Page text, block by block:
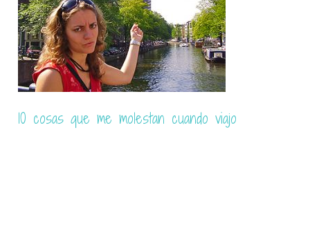
De vuelta del Véneto y Eslovenia